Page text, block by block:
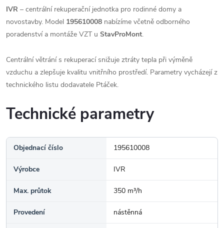
IVR – centrální rekuperační jednotka pro rodinné domy a
novostavby. Model 195610008 nabízíme včetně odborného
poradenství a montáže VZT u StavProMont.
Centrální větrání s rekuperací snižuje ztráty tepla při výměně
vzduchu a zlepšuje kvalitu vnitřního prostředí. Parametry vycházejí z
technického listu dodavatele Ptáček.
Technické parametry
Objednací číslo 195610008
Výrobce IVR
Max. průtok 350 m³/h
Provedení nástěnná